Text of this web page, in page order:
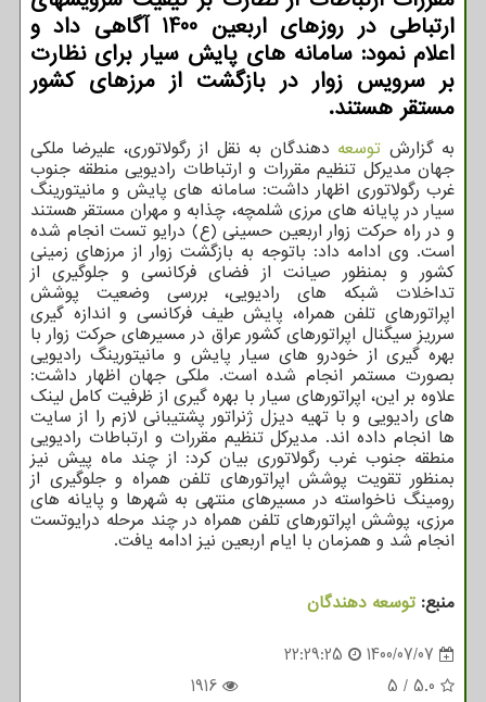
ارتباطی در روزهای اربعین 1400 آگاهی داد و
اعلام نمود: سامانه های پایش سیار برای نظارت
بر سرویس زوار در بازگشت از مرزهای کشور
مستقر هستند.
به گزارش توسعه دهندگان به نقل از رگولاتوری، علیرضا ملکی
جهان مدیرکل تنظیم مقررات و ارتباطات رادیویی منطقه جنوب
غرب رگولاتوری اظهار داشت: سامانه های پایش و مانیتورینگ
سیار در پایانه های مرزی شلمچه، چذابه و مهران مستقر هستند
و در راه حرکت زوار اربعین حسینی (ع) درایو تست انجام شده
است. وی ادامه داد: باتوجه به بازگشت زوار از مرزهای زمینی
کشور و بمنظور صیانت از فضای فرکانسی و جلوگیری از
تداخلات شبکه های رادیویی، بررسی وضعیت پوشش
اپراتورهای تلفن همراه، پایش طیف فرکانسی و اندازه گیری
سرریز سیگنال اپراتورهای کشور عراق در مسیرهای حرکت زوار با
بهره گیری از خودرو های سیار پایش و مانیتورینگ رادیویی
بصورت مستمر انجام شده است. ملکی جهان اظهار داشت:
علاوه بر این، اپراتورهای سیار با بهره گیری از ظرفیت کامل لینک
های رادیویی و با تهیه دیزل ژنراتور پشتیبانی لازم را از سایت
ها انجام داده اند. مدیرکل تنظیم مقررات و ارتباطات رادیویی
منطقه جنوب غرب رگولاتوری بیان کرد: از چند ماه پیش نیز
بمنظور تقویت پوشش اپراتورهای تلفن همراه و جلوگیری از
رومینگ ناخواسته در مسیرهای منتهی به شهرها و پایانه های
مرزی، پوشش اپراتورهای تلفن همراه در چند مرحله درایوتست
انجام شد و همزمان با ایام اربعین نیز ادامه یافت.
منبع: توسعه دهندگان
1400/07/07
22:29:25
5.0
/
5
1916